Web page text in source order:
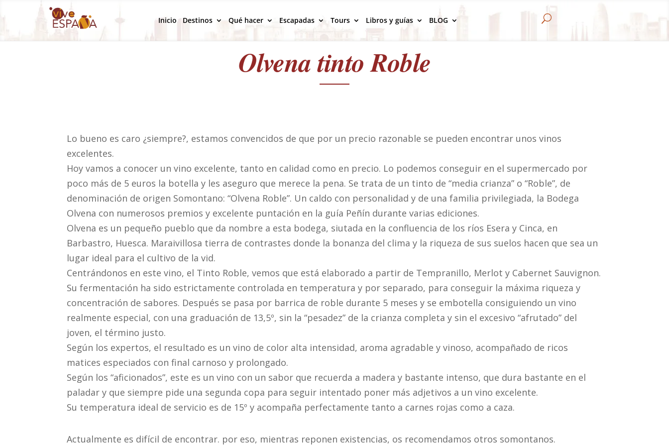
Inicio Destinos Qué hacer Escapadas Tours Libros y guías BLOG U
Olvena tinto Roble
Lo bueno es caro ¿siempre?, estamos convencidos de que por un precio razonable se pueden encontrar unos vinos
excelentes.
Hoy vamos a conocer un vino excelente, tanto en calidad como en precio. Lo podemos conseguir en el supermercado por
poco más de 5 euros la botella y les aseguro que merece la pena. Se trata de un tinto de “media crianza” o “Roble”, de
denominación de origen Somontano: “Olvena Roble”. Un caldo con personalidad y de una familia privilegiada, la Bodega
Olvena con numerosos premios y excelente puntación en la guía Peñín durante varias ediciones.
Olvena es un pequeño pueblo que da nombre a esta bodega, siutada en la confluencia de los ríos Esera y Cinca, en
Barbastro, Huesca. Maraivillosa tierra de contrastes donde la bonanza del clima y la riqueza de sus suelos hacen que sea un
lugar ideal para el cultivo de la vid.
Centrándonos en este vino, el Tinto Roble, vemos que está elaborado a partir de Tempranillo, Merlot y Cabernet Sauvignon.
Su fermentación ha sido estrictamente controlada en temperatura y por separado, para conseguir la máxima riqueza y
concentración de sabores. Después se pasa por barrica de roble durante 5 meses y se embotella consiguiendo un vino
realmente especial, con una graduación de 13,5º, sin la “pesadez” de la crianza completa y sin el excesivo “afrutado” del
joven, el término justo.
Según los expertos, el resultado es un vino de color alta intensidad, aroma agradable y vinoso, acompañado de ricos
matices especiados con final carnoso y prolongado.
Según los “aficionados”, este es un vino con un sabor que recuerda a madera y bastante intenso, que dura bastante en el
paladar y que siempre pide una segunda copa para seguir intentado poner más adjetivos a un vino excelente.
Su temperatura ideal de servicio es de 15º y acompaña perfectamente tanto a carnes rojas como a caza.
Actualmente es difícil de encontrar. por eso, mientras reponen existencias, os recomendamos otros somontanos.